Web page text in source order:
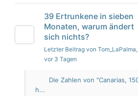
39 Ertrunkene in sieben
Monaten, warum ändert
sich nichts?
Letzter Beitrag von Tom_LaPalma,
vor 3 Tagen
Die Zahlen von "Canarias,
h...